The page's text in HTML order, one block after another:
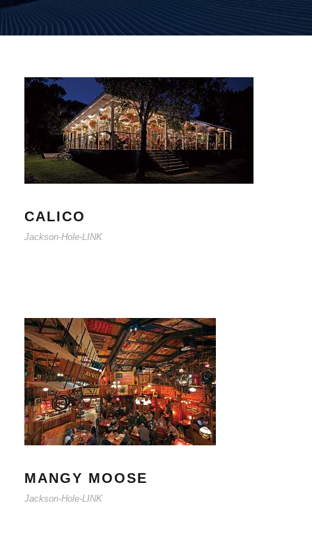
CALICO
Jackson-Hole-LINK
MANGY MOOSE
Jackson-Hole-LINK